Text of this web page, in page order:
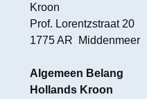
Kroon
Prof. Lorentzstraat 20
1775 AR Middenmeer
Algemeen Belang
Hollands Kroon